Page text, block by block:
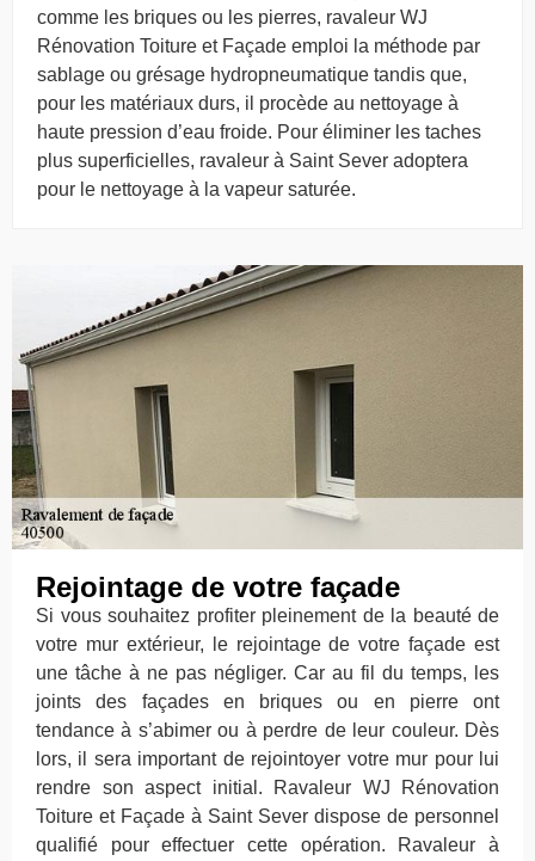
comme les briques ou les pierres, ravaleur WJ
Rénovation Toiture et Façade emploi la méthode par
sablage ou grésage hydropneumatique tandis que,
pour les matériaux durs, il procède au nettoyage à
haute pression d’eau froide. Pour éliminer les taches
plus superficielles, ravaleur à Saint Sever adoptera
pour le nettoyage à la vapeur saturée.
Rejointage de votre façade
Si vous souhaitez profiter pleinement de la beauté de
votre mur extérieur, le rejointage de votre façade est
une tâche à ne pas négliger. Car au fil du temps, les
joints des façades en briques ou en pierre ont
tendance à s’abimer ou à perdre de leur couleur. Dès
lors, il sera important de rejointoyer votre mur pour lui
rendre son aspect initial. Ravaleur WJ Rénovation
Toiture et Façade à Saint Sever dispose de personnel
qualifié pour effectuer cette opération. Ravaleur à